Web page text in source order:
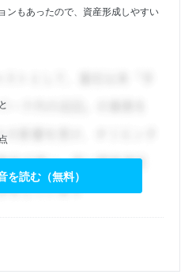
ンもあったので、資産形成しやすい
を読む（無料）